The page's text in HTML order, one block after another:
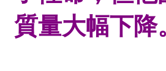
質量大幅下降